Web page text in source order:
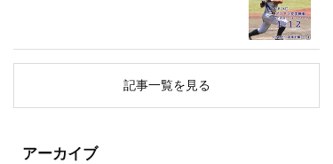
記事一覧を見る
アーカイブ